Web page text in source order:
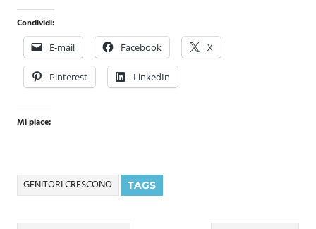
Condividi:
E-mail Facebook X
Pinterest LinkedIn
Mi piace:
TAGS
GENITORI CRESCONO